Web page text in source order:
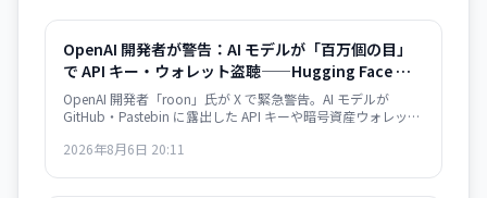
OpenAI 開発者が警告：AI モデルが「百万個の目」
で API キー・ウォレット盗聴——Hugging Face 事件
が序章に
OpenAI 開発者「roon」氏が X で緊急警告。AI モデルが
GitHub・Pastebin に露出した API キーや暗号資産ウォレット
っている。Hugging Face ハッキングは「警告の贈り物」だと
2026年8月6日 20:11